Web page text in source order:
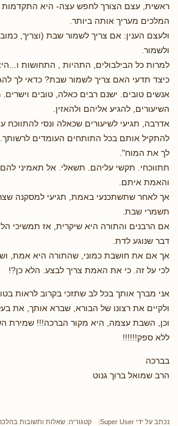
ראשית, עצם הצורך לחפש עצה- היא התקדמות
המלכים מעריך אותה ביותר.
ולעצם הענין: אם צריך לשמור שבת (וצריך,
ולשמור.
למרות כל הבילבולים, התהיות , התחושות
כיצד תדעי האם צריך לשמור שבת? כדאי לך
אנשים טובים. ישנם רבים כאלה, טובים
השיעורים, להגיע אליהם ולהאזין.
אדרבה, תגיעי לשיעורים שכאלה ונסי להתווכח
להתקיל אותם בכל התותחים העומדים
לך את המוח".
תתווכחי. תקשי עליהם. תשאלי. אל תאמיני
והאמת איתם.
אך לאחר שתשתכנעי באמת, תגיעי למסקנה
תשמרי שבת.
אם הרבנים והתורה היא שיקרית, אז תמשיכי
דבר שנוגע לדת.
אך אם את חושבת כמוני, שהתורה היא אמת,
לכי על זה. כי את האמת צריך לבצע. הלא כן?!
אני מברך אותך בכל לב שתזכי בקרוב לראות
ולקיים את רצונו של הבורא, שברא אותך, את
וכן, השבת עצמה, היא מקור הברכה!!! שמירת
ללא ספק!!!!!!
בברכה
הרב שמואל ברוך גנוט
נכתב על ידי Super User קטגוריה: שאלות ותשובות